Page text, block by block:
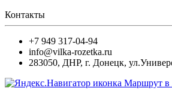
Контакты
+7 949 317-04-94
info@vilka-rozetka.ru
283050, ДНР, г. Донецк,
Маршрут в